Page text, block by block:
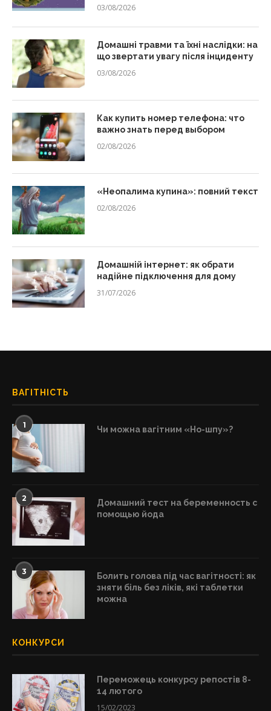
03/08/2026
Домашні травми та їхні наслідки: на
що звертати увагу після інциденту
03/08/2026
Как купить номер телефона: что
важно знать перед выбором
02/08/2026
«Неопалима купина»: повний текст
02/08/2026
Домашній інтернет: як обрати
надійне підключення для дому
31/07/2026
ВАГІТНІСТЬ
1 Чи можна вагітним «Но-шпу»?
2
Домашний тест на беременность с
помощью йода
3
Болить голова під час вагітності: як
зняти біль без ліків, які таблетки
можна
КОНКУРСИ
Переможець конкурсу репостів 8-
14 лютого
15/02/2023